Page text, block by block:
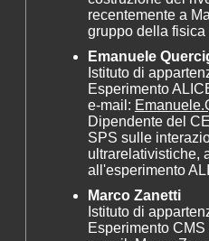
recentemente a
gruppo della fisica
Emanuele
Istituto di
Esperimento
e-mail:
Dipendente del
SPS sulle
ultrarelativistiche,
all'esperimento
Marco Zanetti
Istituto di
Esperimento CMS